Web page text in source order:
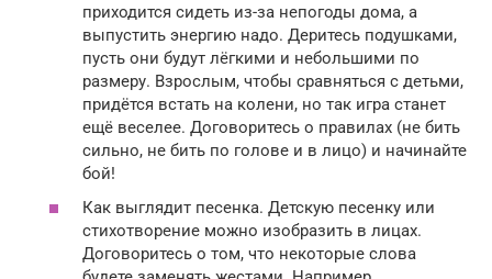
приходится сидеть из-за непогоды дома, а
выпустить энергию надо. Деритесь подушками,
пусть они будут лёгкими и небольшими по
размеру. Взрослым, чтобы сравняться с детьми,
придётся встать на колени, но так игра станет
ещё веселее. Договоритесь о правилах (не бить
сильно, не бить по голове и в лицо) и начинайте
бой!
Как выглядит песенка. Детскую песенку или
стихотворение можно изобразить в лицах.
Договоритесь о том, что некоторые слова